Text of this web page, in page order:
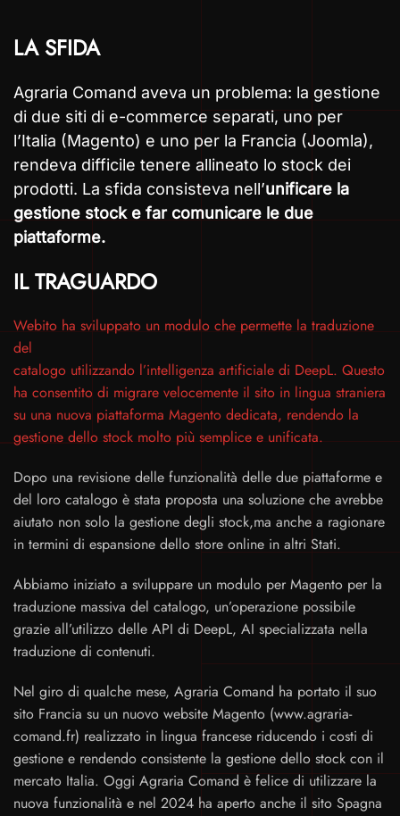
LA SFIDA
Agraria Comand aveva un problema: la gestione
di due siti di e-commerce separati, uno per
l’Italia (Magento) e uno per la Francia (Joomla),
rendeva difficile tenere allineato lo stock dei
prodotti. La sfida consisteva nell’unificare la
gestione stock e far comunicare le due
piattaforme.
IL TRAGUARDO
Webito ha sviluppato un modulo che permette la traduzione
del
catalogo utilizzando l’intelligenza artificiale di DeepL. Questo
ha consentito di migrare velocemente il sito in lingua straniera
su una nuova piattaforma Magento dedicata, rendendo la
gestione dello stock molto più semplice e unificata.
Dopo una revisione delle funzionalità delle due piattaforme e
del loro catalogo è stata proposta una soluzione che avrebbe
aiutato non solo la gestione degli stock,ma anche a ragionare
in termini di espansione dello store online in altri Stati.
Abbiamo iniziato a sviluppare un modulo per Magento per la
traduzione massiva del catalogo, un’operazione possibile
grazie all’utilizzo delle API di DeepL, AI specializzata nella
traduzione di contenuti.
Nel giro di qualche mese, Agraria Comand ha portato il suo
sito Francia su un nuovo website Magento (www.agraria-
comand.fr) realizzato in lingua francese riducendo i costi di
gestione e rendendo consistente la gestione dello stock con il
mercato Italia. Oggi Agraria Comand è felice di utilizzare la
nuova funzionalità e nel 2024 ha aperto anche il sito Spagna